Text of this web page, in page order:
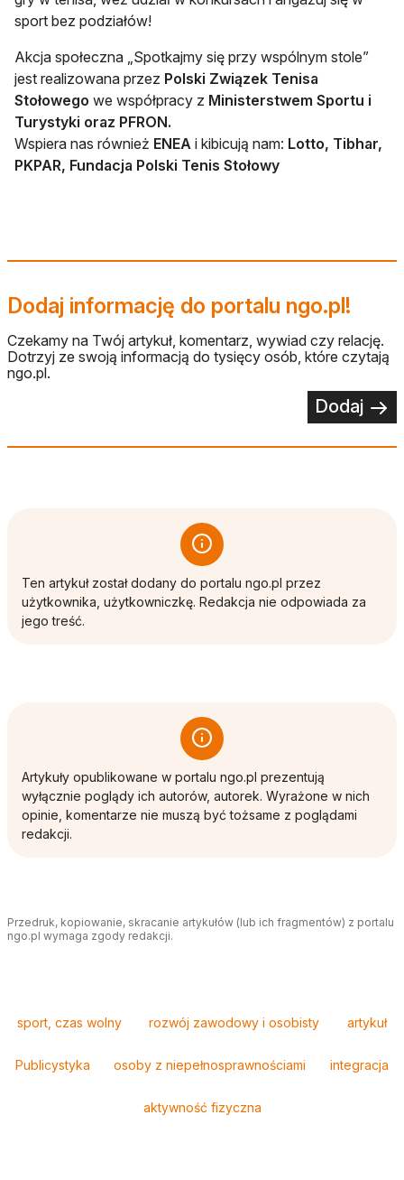
sport bez podziałów!
Akcja społeczna „Spotkajmy się przy wspólnym stole”
jest realizowana przez Polski Związek Tenisa
Stołowego we współpracy z Ministerstwem Sportu i
Turystyki oraz PFRON.
Wspiera nas również ENEA i kibicują nam: Lotto, Tibhar,
PKPAR, Fundacja Polski Tenis Stołowy
Dodaj informację do portalu ngo.pl!
Czekamy na Twój artykuł, komentarz, wywiad czy relację.
Dotrzyj ze swoją informacją do tysięcy osób, które czytają
ngo.pl.
Dodaj
Ten artykuł został dodany do portalu ngo.pl przez
użytkownika, użytkowniczkę. Redakcja nie odpowiada za
jego treść.
Artykuły opublikowane w portalu ngo.pl prezentują
wyłącznie poglądy ich autorów, autorek. Wyrażone w nich
opinie, komentarze nie muszą być tożsame z poglądami
redakcji.
Przedruk, kopiowanie, skracanie artykułów (lub ich fragmentów) z portalu
ngo.pl wymaga zgody redakcji.
sport, czas wolny rozwój zawodowy i osobisty artykuł
Publicystyka osoby z niepełnosprawnościami integracja
aktywność fizyczna